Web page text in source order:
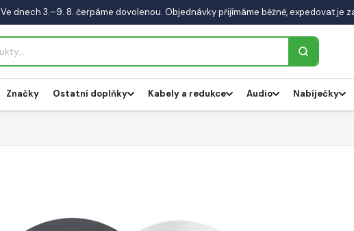
Ve dnech 3.–9. 8. čerpáme dovolenou. Objednávky přijímáme běžně, expedovat je
Značky Ostatní doplňky Kabely a redukce Audio Nabíječky